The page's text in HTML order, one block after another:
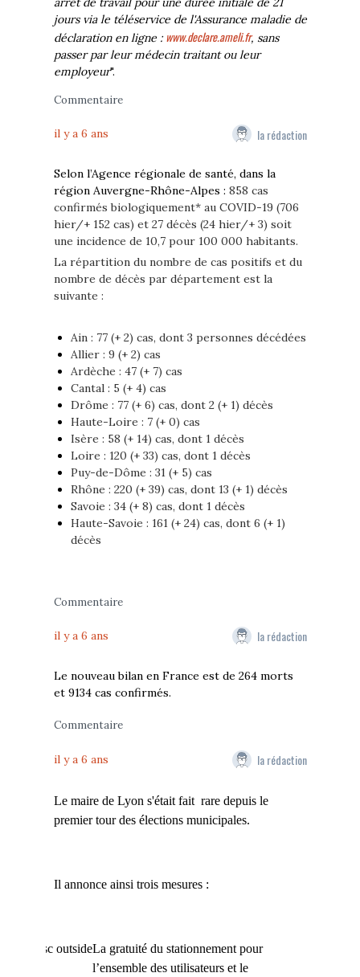
jours via le téléservice de l'Assurance maladie de
déclaration en ligne :www.declare.ameli.fr, sans
passer par leur médecin traitant ou leur
employeur".
Commentaire
il y a 6 ans la rédaction
Selon l’Agence régionale de santé, dans la
région Auvergne-Rhône-Alpes : 858 cas
confirmés biologiquement* au COVID-19 (706
hier/+ 152 cas) et 27 décès (24 hier/+ 3) soit
une incidence de 10,7 pour 100 000 habitants.
La répartition du nombre de cas positifs et du
nombre de décès par département est la
suivante :
Ain : 77 (+ 2) cas, dont 3 personnes décédées
Allier : 9 (+ 2) cas
Ardèche : 47 (+ 7) cas
Cantal : 5 (+ 4) cas
Drôme : 77 (+ 6) cas, dont 2 (+ 1) décès
Haute-Loire : 7 (+ 0) cas
Isère : 58 (+ 14) cas, dont 1 décès
Loire : 120 (+ 33) cas, dont 1 décès
Puy-de-Dôme : 31 (+ 5) cas
Rhône : 220 (+ 39) cas, dont 13 (+ 1) décès
Savoie : 34 (+ 8) cas, dont 1 décès
Haute-Savoie : 161 (+ 24) cas, dont 6 (+ 1)
décès
Commentaire
il y a 6 ans la rédaction
Le nouveau bilan en France est de 264 morts
et 9134 cas confirmés.
Commentaire
il y a 6 ans la rédaction
Le maire de Lyon s'était fait rare depuis le
premier tour des élections municipales.
Il annonce ainsi trois mesures :
La gratuité du stationnement pour
l’ensemble des utilisateurs et le